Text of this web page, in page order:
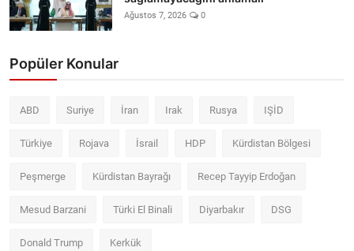
Ağustos 7, 2026 0
Popüler Konular
ABD Suriye İran Irak Rusya IŞİD
Türkiye Rojava İsrail HDP Kürdistan Bölgesi
Peşmerge Kürdistan Bayrağı Recep Tayyip Erdoğan
Mesud Barzani Türki El Binali Diyarbakır DSG
Donald Trump Kerkük